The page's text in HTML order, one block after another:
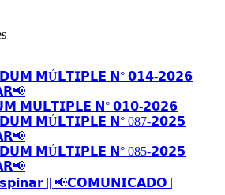
𝗠Ú𝗟𝗧𝗜𝗣𝗟𝗘 𝗡° 𝟬𝟭𝟰-𝟮𝟬𝟮𝟲
𝗠𝗨𝗟𝗧𝗜𝗣𝗟𝗘 𝗡° 𝟬𝟭𝟬-𝟮𝟬𝟮𝟲
𝗠Ú𝗟𝗧𝗜𝗣𝗟𝗘 𝗡° 087-𝟮𝟬𝟮𝟱
𝗠Ú𝗟𝗧𝗜𝗣𝗟𝗘 𝗡° 085-𝟮𝟬𝟮𝟱
|| 📢𝗖𝗢𝗠𝗨𝗡𝗜𝗖𝗔𝗗𝗢 |